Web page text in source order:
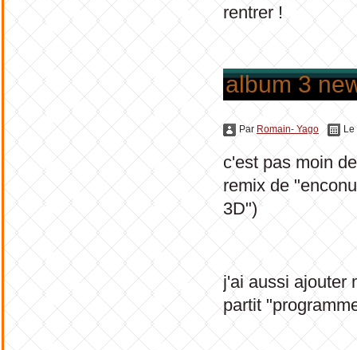
rentrer !
album 3
Par Romain- Yago
c'est pas moin
remix de
3D")
j'ai aussi ajouter
partit